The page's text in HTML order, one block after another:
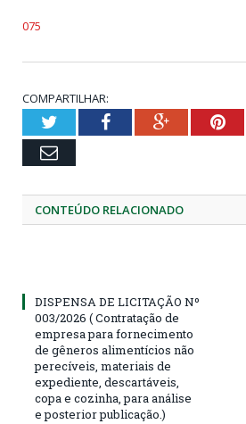
075
COMPARTILHAR:
TwitterFacebookGoogle+
Email
CONTEÚDO RELACIONADO
DISPENSA DE LICITAÇÃO Nº
003/2026 ( Contratação de
empresa para fornecimento
de gêneros alimentícios não
perecíveis, materiais de
expediente, descartáveis,
copa e cozinha, para análise
e posterior publicação.)